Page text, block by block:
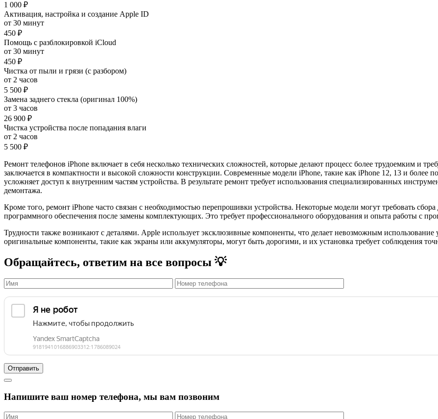
1 000 ₽
Активация, настройка и создание Apple ID
от 30 минут
450 ₽
Помощь с разблокировкой iCloud
от 30 минут
450 ₽
Чистка от пыли и грязи (с разбором)
от 2 часов
5 500 ₽
Замена заднего стекла (оригинал 100%)
от 3 часов
26 900 ₽
Чистка устройства после попадания влаги
от 2 часов
5 500 ₽
Ремонт телефонов iPhone включает в себя несколько технических сложностей, которые делают процесс более трудоемким и
заключается в компактности и высокой сложности конструкции. Современные модели iPhone, такие как iPhone 12, 13 и
усложняет доступ к внутренним частям устройства. В результате ремонт требует использования специализированных
демонтажа.
Кроме того, ремонт iPhone часто связан с необходимостью перепрошивки устройства. Некоторые модели могут требовать
программного обеспечения после замены комплектующих. Это требует профессионального оборудования и опыта работы с
Трудности также возникают с деталями. Apple использует эксклюзивные компоненты, что делает невозможным
оригинальные компоненты, такие как экраны или аккумуляторы, могут быть дорогими, и их установка требует соблюдения
Обращайтесь, ответим на все вопросы 💡
Напишите ваш номер телефона, мы вам позвоним